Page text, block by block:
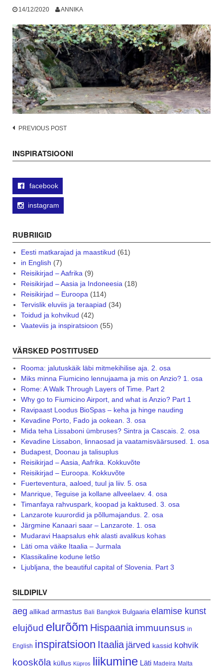
14/12/2020 ANNIKA
Post
PREVIOUS POST
INSPIRATSIOONI
facebook
instagram
RUBRIIGID
Eesti matkarajad ja maastikud (61)
in English (7)
Reisikirjad – Aafrika (9)
Reisikirjad – Aasia ja Indoneesia (18)
Reisikirjad – Euroopa (114)
Tervislik eluviis ja teraapiad (34)
Toidud ja kohvikud (42)
Vaateviis ja inspiratsioon (55)
VÄRSKED POSTITUSED
Rooma: jalutuskäik läbi mitmekihilise aja. 2. osa
Miks minna Fiumicino lennujaama ja mis on Anzio? 1. osa
Rome: A Walk Through Layers of Time. Part 2
Why go to Fiumicino Airport, and what is Anzio? Part 1
Ravipaast Loodus BioSpas – keha ja hinge nauding
Kevadine Porto, Fado ja ookean. 3. osa
Mida teha Lissaboni ümbruses? Sintra ja Cascais. 2. osa
Kevadine Lissabon, linnaosad ja vaatamisväärsused. 1. osa
Budapest, Doonau ja talisuplus
Reisikirjad – Aasia, Aafrika. Kokkuvõte
Reisikirjad – Euroopa. Kokkuvõte
Fuerteventura, aaloed, tuul ja liiv. 5. osa
Manrique, Teguise ja kollane allveelaev. 4. osa
Timanfaya rahvuspark, koopad ja kaktused. 3. osa
Lanzarote kuurordid ja põllumajandus. 2. osa
Järgmine Kanaari saar – Lanzarote. 1. osa
Mudaravi Haapsalus ehk alasti avalikus kohas
Läti oma väike Itaalia – Jurmala
Klassikaline kodune letšo
Ljubljana, the beautiful capital of Slovenia. Part 3
SILDIPILV
aeg allikad armastus Bali Bangkok Bulgaaria elamise kunst
elujõud elurõõm Hispaania immuunsus in
English inspiratsioon Itaalia järved kassid kohvik
kooskõla küllus Küpros liikumine Läti Madeira Malta